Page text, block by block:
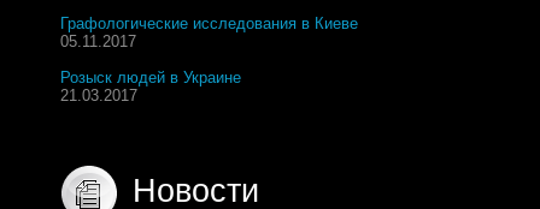
Графологические исследования в Киеве
05.11.2017
Розыск людей в Украине
21.03.2017
Новости